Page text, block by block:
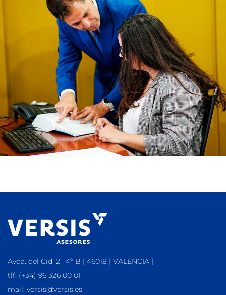
Avda. del Cid, 2 · 4º B | 46018 | VALÈNCIA |
tlf: (+34) 96 326 00 01
mail: versis@versis.es